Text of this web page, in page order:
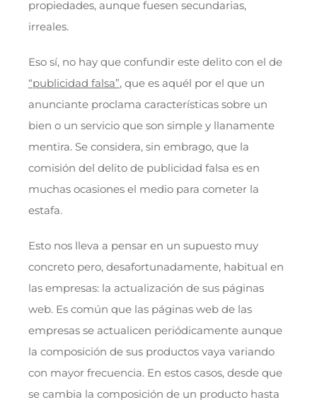
propiedades, aunque fuesen secundarias,
irreales.
Eso sí, no hay que confundir este delito con el de
“publicidad falsa”, que es aquél por el que un
anunciante proclama características sobre un
bien o un servicio que son simple y llanamente
mentira. Se considera, sin embrago, que la
comisión del delito de publicidad falsa es en
muchas ocasiones el medio para cometer la
estafa.
Esto nos lleva a pensar en un supuesto muy
concreto pero, desafortunadamente, habitual en
las empresas: la actualización de sus páginas
web. Es común que las páginas web de las
empresas se actualicen periódicamente aunque
la composición de sus productos vaya variando
con mayor frecuencia. En estos casos, desde que
se cambia la composición de un producto hasta